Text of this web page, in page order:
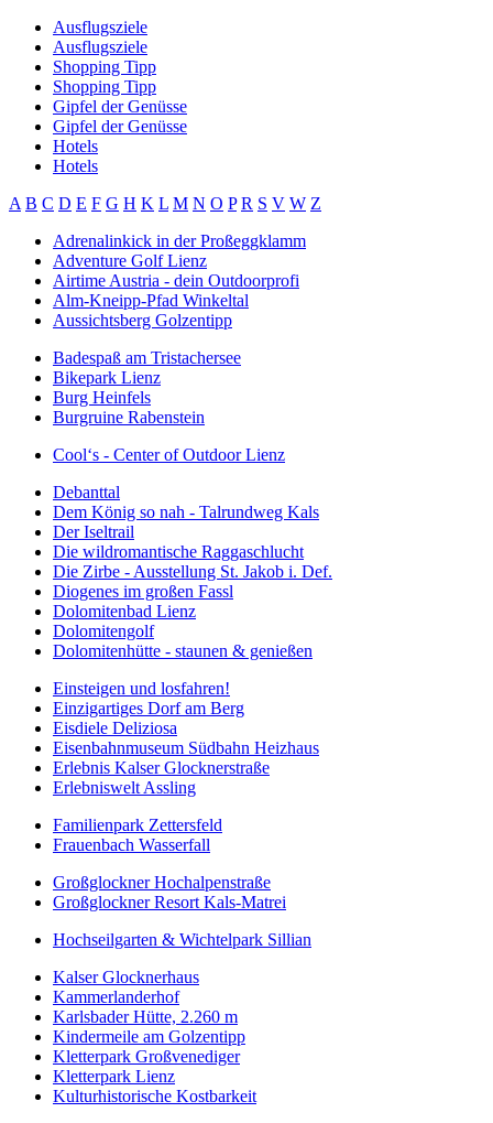
Ausflugsziele
Ausflugsziele
Shopping Tipp
Shopping Tipp
Gipfel der Genüsse
Gipfel der Genüsse
Hotels
Hotels
A B C D E F G H K L M N O P R S V W Z
Adrenalinkick in der Proßeggklamm
Adventure Golf Lienz
Airtime Austria - dein Outdoorprofi
Alm-Kneipp-Pfad Winkeltal
Aussichtsberg Golzentipp
Badespaß am Tristachersee
Bikepark Lienz
Burg Heinfels
Burgruine Rabenstein
Cool‘s - Center of Outdoor Lienz
Debanttal
Dem König so nah - Talrundweg Kals
Der Iseltrail
Die wildromantische Raggaschlucht
Die Zirbe - Ausstellung St. Jakob i. Def.
Diogenes im großen Fassl
Dolomitenbad Lienz
Dolomitengolf
Dolomitenhütte - staunen & genießen
Einsteigen und losfahren!
Einzigartiges Dorf am Berg
Eisdiele Deliziosa
Eisenbahnmuseum Südbahn Heizhaus
Erlebnis Kalser Glocknerstraße
Erlebniswelt Assling
Familienpark Zettersfeld
Frauenbach Wasserfall
Großglockner Hochalpenstraße
Großglockner Resort Kals-Matrei
Hochseilgarten & Wichtelpark Sillian
Kalser Glocknerhaus
Kammerlanderhof
Karlsbader Hütte, 2.260 m
Kindermeile am Golzentipp
Kletterpark Großvenediger
Kletterpark Lienz
Kulturhistorische Kostbarkeit